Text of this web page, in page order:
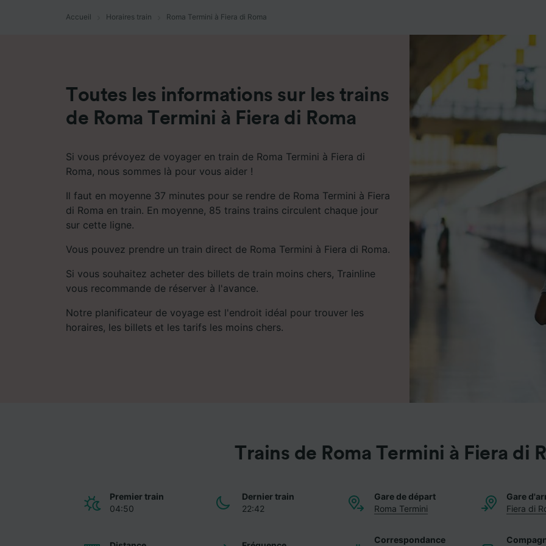
Accueil Horaires train Roma Termini à Fiera di Roma
Toutes les informations sur les trains
de Roma Termini à Fiera di Roma
Si vous prévoyez de voyager en train de Roma Termini à Fiera di
Roma, nous sommes là pour vous aider !
Il faut en moyenne 37 minutes pour se rendre de Roma Termini à Fiera
di Roma en train. En moyenne, 85 trains trains circulent chaque jour
sur cette ligne.
Vous pouvez prendre un train direct de Roma Termini à Fiera di Roma.
Si vous souhaitez acheter des billets de train moins chers, Trainline
vous recommande de réserver à l'avance.
Notre planificateur de voyage est l'endroit idéal pour trouver les
horaires, les billets et les tarifs les moins chers.
Trains de Roma Termini à Fiera di
Premier train
04:50
Dernier train
22:42
Gare de départ
Roma Termini
Gare
Fiera di
Correspondance
développement de services.
Liste de nos partenaires (fournisseurs)